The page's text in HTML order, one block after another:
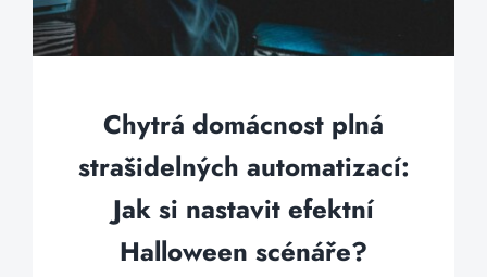
Chytrá domácnost plná
strašidelných automatizací:
Jak si nastavit efektní
Halloween scénáře?